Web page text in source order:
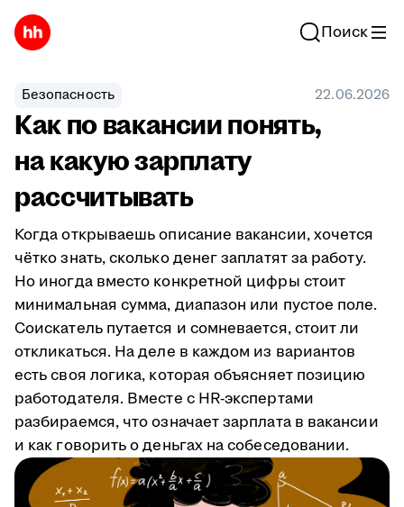
Поиск
Безопасность 22.06.2026
Как по вакансии понять,
на какую зарплату
рассчитывать
Когда открываешь описание вакансии, хочется
чётко знать, сколько денег заплатят за работу.
Но иногда вместо конкретной цифры стоит
минимальная сумма, диапазон или пустое поле.
Соискатель путается и сомневается, стоит ли
откликаться. На деле в каждом из вариантов
есть своя логика, которая объясняет позицию
работодателя. Вместе с HR-экспертами
разбираемся, что означает зарплата в вакансии
и как говорить о деньгах на собеседовании.